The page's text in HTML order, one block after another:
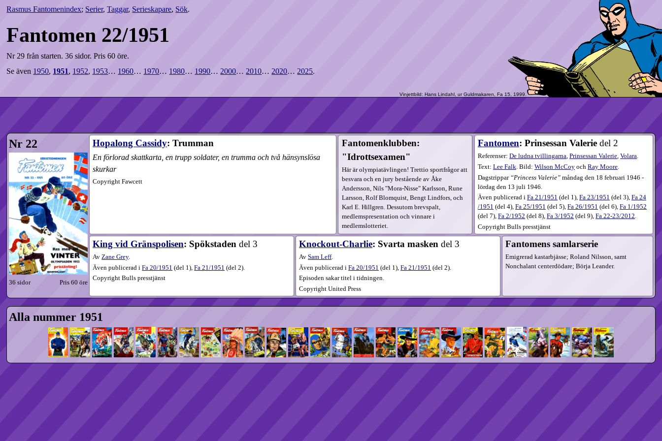
Rasmus Fantomenindex; Serier,Taggar, Serieskapare, Sök.
Fantomen 22/1951
Nr 29 från starten. 36 sidor. Pris 60 öre.
Se även 1950, 1951, 1952, 1953… 1960… 1970… 1980… 1990… 2000… 2010… 2020… 2025.
Nr 22
36 sidor Pris 60 öre
Hopalong Cassidy: Trumman
En förlorad skattkarta, en trupp soldater, en trumma och två hänsynslösa
skurkar
Copyright Fawcett
Fantomenklubben:
"Idrottsexamen"
Här är olympiatävlingen! Trettio sportfrågor att
besvara och en jury bestående av Åke
Andersson, Nils "Mora-Nisse" Karlsson, Rune
Larsson, Rolf Blomquist, Bengt Lindfors, och
Karl E. Hillgren. Dessutom brevspalt,
medlemspresentation och vinnare i
medlemslotteriet.
Fantomen: Prinsessan Valeriedel 2
Referenser:De ludna tvillingarna,Prinsessan Valerie,Volara.
Text:Lee Falk. Bild:Wilson McCoy ochRay Moore.
Dagstrippar
Princess Valerie
måndag den 18 februari 1946 -
lördag den 13 juli 1946.
Även publicerad iFa 21​/1951 (del 1),Fa 23​/1951 (del 3),Fa 24​
/1951 (del 4),Fa 25​/1951 (del 5),Fa 26​/1951 (del 6),Fa 1​/1952
(del 7),Fa 2​/1952 (del 8),Fa 3​/1952 (del 9),Fa 22-23​/2012.
Copyright Bulls presstjänst
King vid Gränspolisen: Spökstadendel 3
AvZane Grey.
Även publicerad iFa 20​/1951 (del 1),Fa 21​/1951 (del 2).
Copyright Bulls presstjänst
Knockout-Charlie: Svarta maskendel 3
AvSam Leff.
Även publicerad iFa 20​/1951 (del 1),Fa 21​/1951 (del 2).
Episoden sakar titel i tidningen.
Copyright United Press
Fantomens samlarserie
Emigrerad kastarbjässe; Roland Nilsson, samt
Nonchalant centerdödare; Börja Leander.
Alla nummer 1951